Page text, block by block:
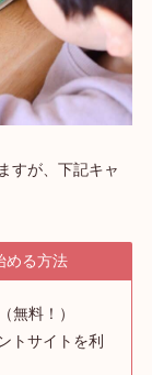
すが、下記キャ
める方法
無料！）
トサイトを利